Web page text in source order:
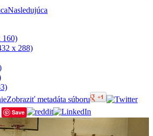
Nasledujúca
160)
x 288)
Zobraziť metadáta súboru
Save